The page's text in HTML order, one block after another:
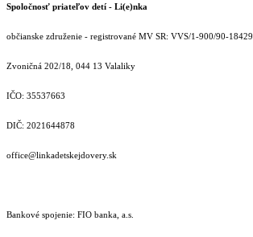
Spoločnosť priateľov detí - Li(e)nka
občianske združenie - registrované MV SR: VVS/1-900/90-18429
Zvoničná 202/18, 044 13 Valaliky
IČO: 35537663
DIČ: 2021644878
office@linkadetskejdovery.sk
Bankové spojenie: FIO banka, a.s.